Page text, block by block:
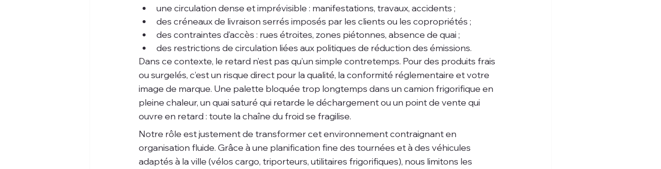
une circulation dense et imprévisible : manifestations, travaux, accidents ;
des créneaux de livraison serrés imposés par les clients ou les copropriétés ;
des contraintes d’accès : rues étroites, zones piétonnes, absence de quai ;
des restrictions de circulation liées aux politiques de réduction des émissions.
Dans ce contexte, le retard n’est pas qu’un simple contretemps. Pour des produits frais
ou surgelés, c’est un risque direct pour la qualité, la conformité réglementaire et votre
image de marque. Une palette bloquée trop longtemps dans un camion frigorifique en
pleine chaleur, un quai saturé qui retarde le déchargement ou un point de vente qui
ouvre en retard : toute la chaîne du froid se fragilise.
Notre rôle est justement de transformer cet environnement contraignant en
organisation fluide. Grâce à une planification fine des tournées et à des véhicules
adaptés à la ville (vélos cargo, triporteurs, utilitaires frigorifiques), nous limitons les